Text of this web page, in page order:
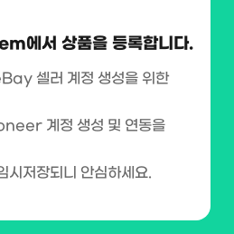
서 상품을 등록합니다.
셀러 계정 생성을 위한
계정 생성 및 연동을
시저장되니 안심하세요.